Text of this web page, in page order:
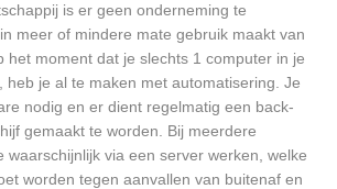
is er geen onderneming te
meer of mindere mate gebruik maakt van
het moment dat je slechts 1 computer in je
heb je al te maken met automatisering. Je
nodig en er dient regelmatig een back-
gemaakt te worden. Bij meerdere
waarschijnlijk via een server werken, welke
worden tegen aanvallen van buitenaf en